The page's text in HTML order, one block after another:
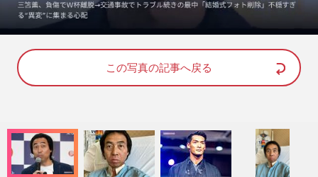
U
n
u
o
d
:
この写真の記事へ戻る